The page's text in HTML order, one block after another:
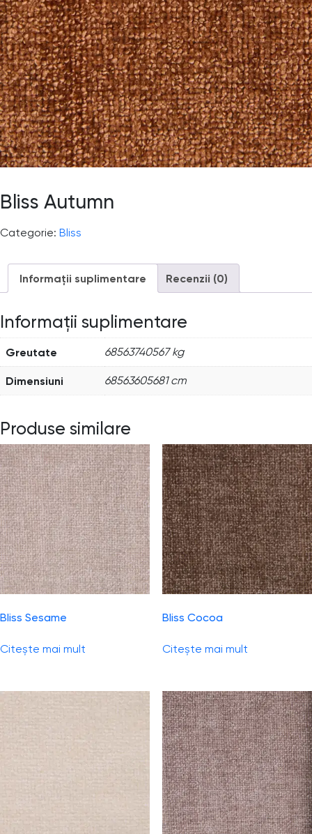
Bliss Autumn
Categorie: Bliss
Informații suplimentare Recenzii (0)
Informații suplimentare
Greutate 68563740567 kg
Dimensiuni 68563605681 cm
Produse similare
Bliss Sesame
Citește mai mult
Bliss Cocoa
Citește mai mult